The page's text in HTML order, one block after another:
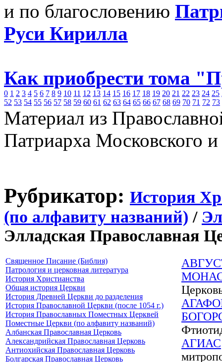
и по благословению
Руси Кирилла
Как приобрести тома
0 1 2 3 4 5 6 7 8 9 10 11 12 13 14 15 16 17 18 19 20 21 22 23 24 25
52 53 54 55 56 57 58 59 60 61 62 63 64 65 66 67 68 69 70 71 72 73
Материал из
Патриарха Московского
Рубрикатор: История
(по алфавиту названий) /
Элладская Православная
Священное Писание (Библия)
Патрология и церковная литература
История Христианства
Общая история Церкви
История Древней Церкви до разделения
История Православной Церкви (после 1054 г.)
История Православных Поместных Церквей
Поместные Церкви (по алфавиту названий)
Албанская Православная Церковь
Александрийская Православная Церковь
Антиохийская Православная Церковь
Болгарская Православная Церковь
АГИАС